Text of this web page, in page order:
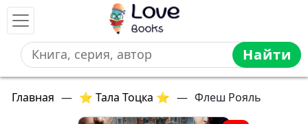
Найти
Главная — ⭐ Тала Тоцка ⭐ — Флеш Рояль